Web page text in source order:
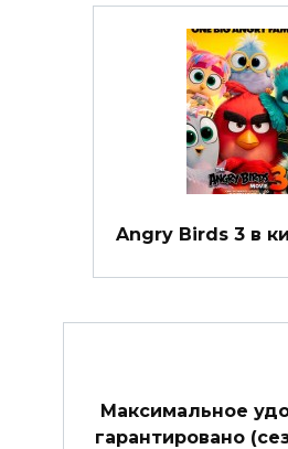
Angry Birds 3 в
Максимальное
гарантировано